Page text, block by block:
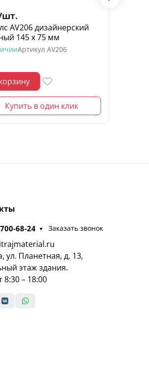
шт.
AV206 дизайнерский
145 х 75 мм
Артикул AV206
Купить в один клик
68-24 Заказать звонок
ул. Планетная, д. 13,
этаж здания.
– 18:00